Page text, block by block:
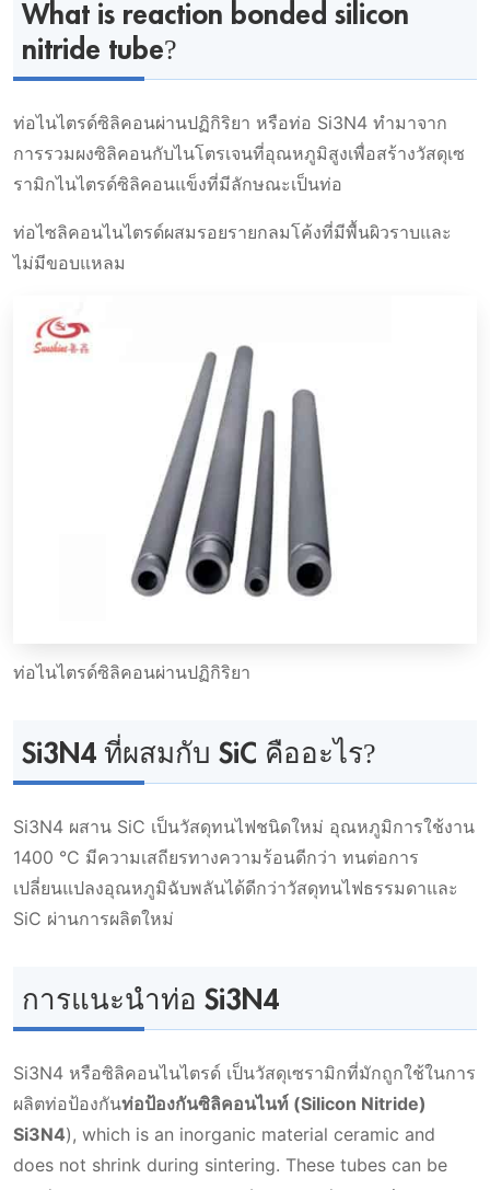
Si3N4 ที่ผสมกับ SiC คืออะไร?
การแนะนําท่อ Si3N4
คุณสมบัติท่อไนไตรด์ซิลิคอนผ่านปฏิกิริยา
ความคงทนทางความร้อน
ต้านทานต่อการกัดกร่อนและการสึกหรอ
ข้อมูลเทคนิคของท่อความคงทนซิลิคอนไนต์
วิดีโอ
การประยุกต์ใช้งาน
What is reaction bonded silicon
nitride tube?
ท่อไนไตรด์ซิลิคอนผ่านปฏิกิริยา หรือท่อ Si3N4 ทํามาจาก
การรวมผงซิลิคอนกับไนโตรเจนที่อุณหภูมิสูงเพื่อสร้างวัสดุเซ
รามิกไนไตรด์ซิลิคอนแข็งที่มีลักษณะเป็นท่อ
ท่อไซลิคอนไนไตรด์ผสมรอยรายกลมโค้งที่มีพื้นผิวราบและ
ไม่มีขอบแหลม
ท่อไนไตรด์ซิลิคอนผ่านปฏิกิริยา
Si3N4 ที่ผสมกับ SiC คืออะไร?
Si3N4 ผสาน SiC เป็นวัสดุทนไฟชนิดใหม่ อุณหภูมิการใช้งาน
1400 °C มีความเสถียรทางความร้อนดีกว่า ทนต่อการ
เปลี่ยนแปลงอุณหภูมิฉับพลันได้ดีกว่าวัสดุทนไฟธรรมดาและ
SiC ผ่านการผลิตใหม่
การแนะนําท่อ Si3N4
Si3N4 หรือซิลิคอนไนไตรด์ เป็นวัสดุเซรามิกที่มักถูกใช้ในการ
ผลิตท่อป้องกันท่อป้องกันซิลิคอนไนท์ (Silicon Nitride)
Si3N4), which is an inorganic material ceramic and
does not shrink during sintering. These tubes can be